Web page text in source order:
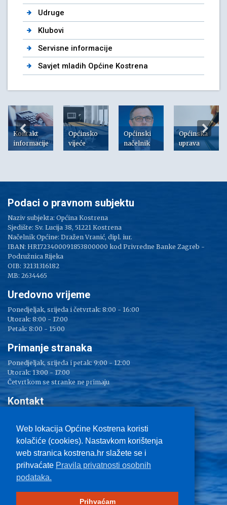
Udruge
Klubovi
Servisne informacije
Savjet mladih Općine Kostrena
Kontakt
informacije
Općinsko
vijeće
Općinski
načelnik
Općinska
uprava
Web lokacija Općine Kostrena koristi
kolačiće (cookies). Nastavkom korištenja
web stranica kostrena.hr slažete se i
prihvaćate Pravila privatnosti osobnih
podataka.
Prihvaćam
Podaci o pravnom subjektu
Naziv subjekta: Općina Kostrena
Sjedište: Sv. Lucija 38, 51221 Kostrena
Načelnik Općine: Dražen Vranić, dipl. iur.
IBAN: HR1723400091853800000 kod Privredne Banke Zagreb -
Podružnica Rijeka
OIB: 32131316182
MB: 2634465
Uredovno vrijeme
Ponedjeljak, srijeda i četvrtak: 8:00 - 16:00
Utorak: 8:00 - 17:00
Petak: 8:00 - 15:00
Primanje stranaka
Ponedjeljak, srijeda i petak: 9:00 - 12:00
Utorak: 13:00 - 17:00
Četvrtkom se stranke ne primaju
Kontakt
Tel: 051/ 209 000
Fax: 051/ 289 400
E-mail:kostrena@kostrena.hr
Kontakt informacije
Uvjeti korištenja
Pravo na pristup informacijama
Zaštita privatnosti